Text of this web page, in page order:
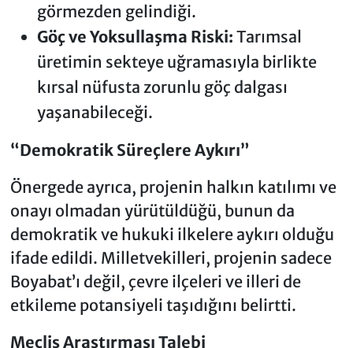
görmezden gelindiği.
Göç ve Yoksullaşma Riski: Tarımsal
üretimin sekteye uğramasıyla birlikte
kırsal nüfusta zorunlu göç dalgası
yaşanabileceği.
“Demokratik Süreçlere Aykırı”
Önergede ayrıca, projenin halkın katılımı ve
onayı olmadan yürütüldüğü, bunun da
demokratik ve hukuki ilkelere aykırı olduğu
ifade edildi. Milletvekilleri, projenin sadece
Boyabat’ı değil, çevre ilçeleri ve illeri de
etkileme potansiyeli taşıdığını belirtti.
Meclis Araştırması Talebi